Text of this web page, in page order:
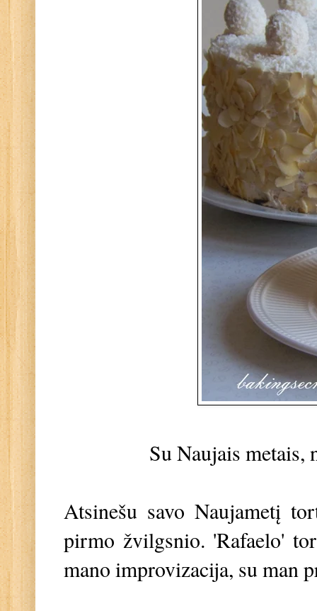
Su Naujais metais,
Atsinešu savo Naujametį
pirmo žvilgsnio. 'Rafaelo'
mano improvizacija, su man